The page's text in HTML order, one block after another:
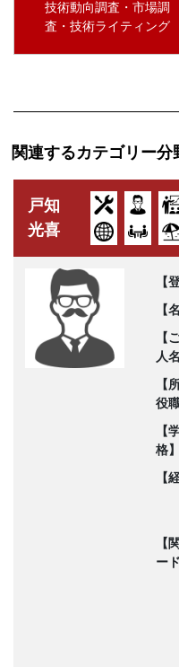
技術動向調査・市場調
査・技術ライティング
関連するカテゴリー
戸知
光喜
【
【
【
人
【
役職
【
格】
【
【
ード